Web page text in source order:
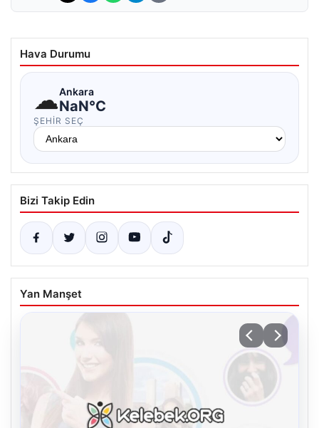
Hava Durumu
☁Ankara
NaN°C
ŞEHIR SEÇ
Bizi Takip Edin
Yan Manşet